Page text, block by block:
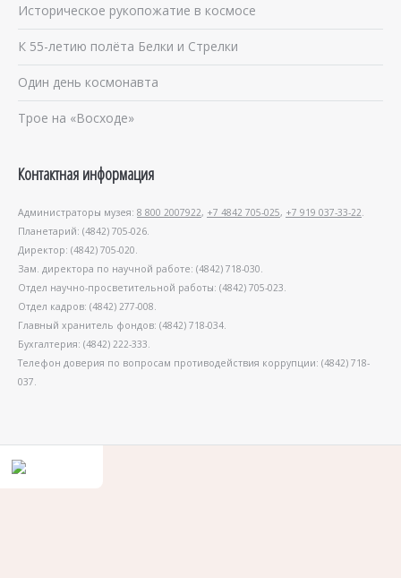
Историческое рукопожатие в космосе
К 55-летию полёта Белки и Стрелки
Один день космонавта
Трое на «Восходе»
Контактная информация
Администраторы музея: 8 800 2007922, +7 4842 705-025, +7 919 037-33-22.
Планетарий: (4842) 705-026.
Директор: (4842) 705-020.
Зам. директора по научной работе: (4842) 718-030.
Отдел научно-просветительной работы: (4842) 705-023.
Отдел кадров: (4842) 277-008.
Главный хранитель фондов: (4842) 718-034.
Бухгалтерия: (4842) 222-333.
Телефон доверия по вопросам противодействия коррупции: (4842) 718-
037.